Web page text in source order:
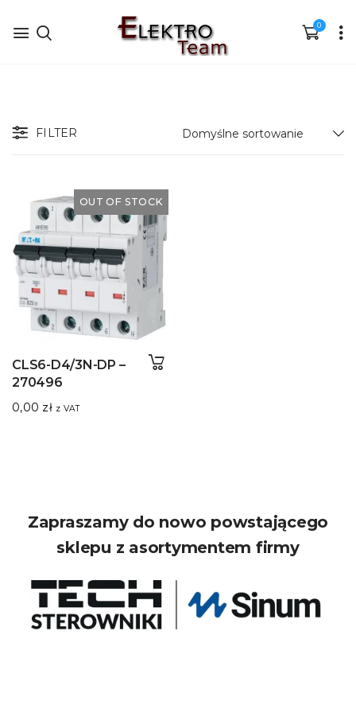
0
FILTER
OUT OF STOCK
CLS6-D4/3N-DP –
270496
0,00 zł z VAT
Zapraszamy do nowo powstającego
sklepu z asortymentem firmy